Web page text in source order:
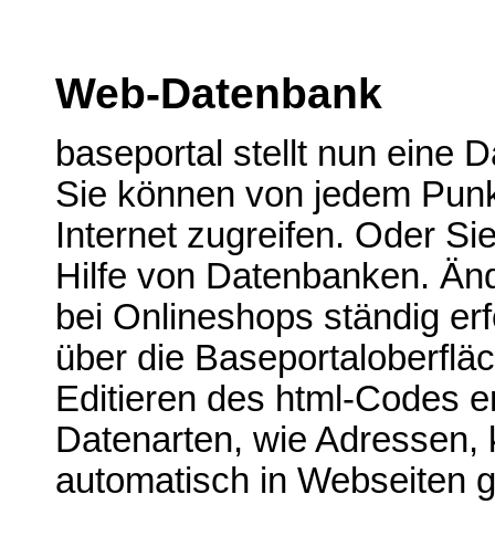
Web-Datenbank
baseportal stellt nun eine
Sie können von jedem
Internet zugreifen. Oder
Hilfe von Datenbanken.
bei Onlineshops ständig
über die
Editieren des html-Codes
Datenarten, wie
automatisch in Webseiten